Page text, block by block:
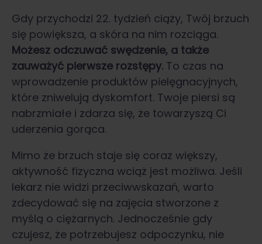
Gdy przychodzi 22. tydzień ciąży, Twój brzuch
się powiększa, a skóra na nim rozciąga.
Możesz odczuwać swędzenie, a także
zauważyć pierwsze rozstępy. To czas na
wprowadzenie produktów pielęgnacyjnych,
które zniwelują dyskomfort. Twoje piersi są
nabrzmiałe i zdarza się, że towarzyszą Ci
uderzenia gorąca.
Mimo że brzuch staje się coraz większy,
aktywność fizyczna wciąż jest możliwa. Jeśli
lekarz nie widzi przeciwwskazań, warto
zdecydować się na zajęcia stworzone z
myślą o ciężarnych. Jednocześnie gdy
czujesz, że potrzebujesz odpoczynku, nie